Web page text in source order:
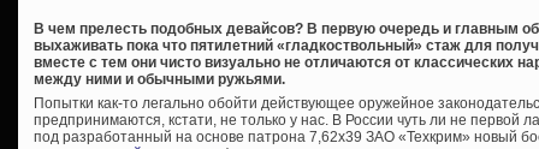
В чем прелесть подобных девайсов? В первую очередь и главным
выхаживать пока что пятилетний «гладкоствольный» стаж для
вместе с тем они чисто визуально не отличаются от классических
между ними и обычными ружьями.
Попытки как-то легально обойти действующее оружейное
предпринимаются, кстати, не только у нас. В России чуть ли не первой
под разработанный на основе патрона 7,62х39 ЗАО «Техкрим» новый